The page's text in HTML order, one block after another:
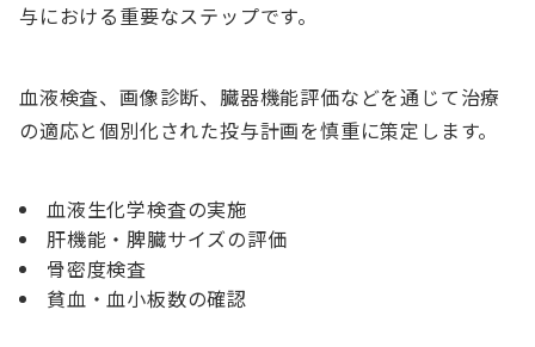
与における重要なステップです。
血液検査、画像診断、臓器機能評価などを通じて治療
の適応と個別化された投与計画を慎重に策定します。
血液生化学検査の実施
肝機能・脾臓サイズの評価
骨密度検査
貧血・血小板数の確認